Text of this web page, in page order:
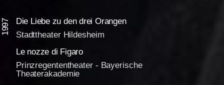
1997
Die Liebe zu den drei Orangen
Stadttheater Hildesheim
Le nozze di Figaro
Prinzregententheater - Bayerische
Theaterakademie